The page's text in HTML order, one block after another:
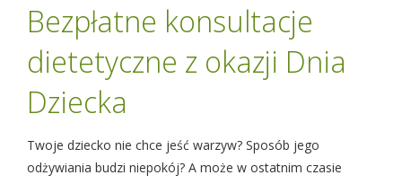
Bezpłatne konsultacje
dietetyczne z okazji Dnia
Dziecka
Twoje dziecko nie chce jeść warzyw? Sposób jego
odżywiania budzi niepokój? A może w ostatnim czasie